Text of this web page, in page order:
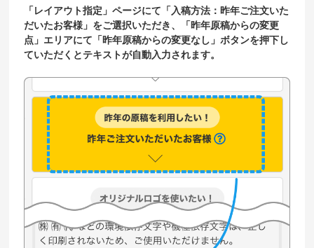
「レイアウト指定」ページにて「入稿方法：昨年ご注文いた
だいたお客様」をご選択いただき、「昨年原稿からの変更
点」エリアにて「昨年原稿からの変更なし」ボタンを押下し
ていただくとテキストが自動入力されます。